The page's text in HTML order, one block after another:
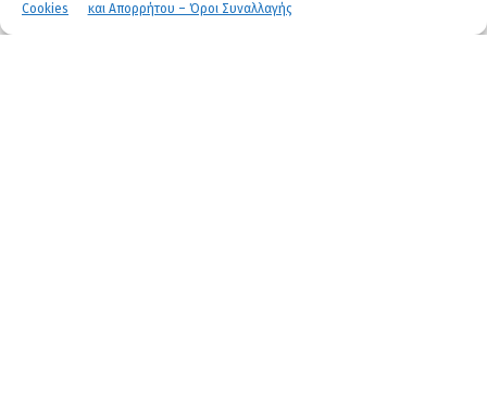
Cookies
και Απορρήτου – Όροι Συναλλαγής